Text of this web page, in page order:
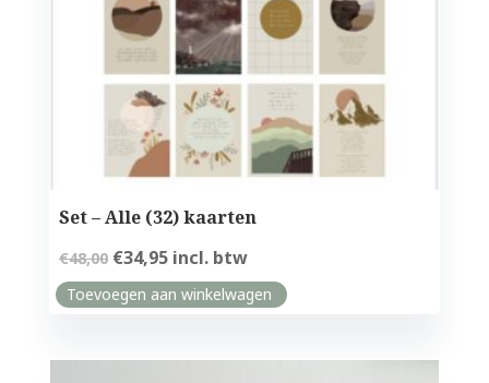
Set – Alle (32) kaarten
€48,00 Oorspronkelijke
prijs
was:
€34,95Huidige
prijs
is:
incl. btw
Toevoegen aan winkelwagen